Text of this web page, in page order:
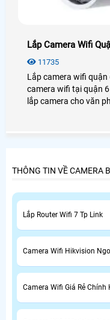
Lắp Camera Wifi
11735
Lắp camera wifi
camera wifi tại quận
lắp camera cho văn
THÔNG TIN VỀ CAMERA
Lắp Router Wifi 7 Tp Link
Camera Wifi Hikvision
Camera Wifi Giá Rẻ Chính